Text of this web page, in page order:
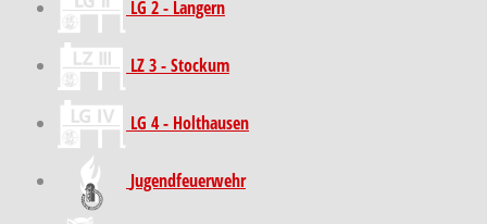
LG 2 - Langern
LZ 3 - Stockum
LG 4 - Holthausen
Jugendfeuerwehr